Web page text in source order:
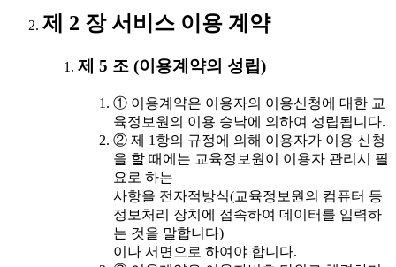
제 2 장 서비스 이용 계약
제 5 조 (이용계약의 성립)
① 이용계약은 이용자의 이용신청에 대한 교
육정보원의 이용 승낙에 의하여 성립됩니다.
② 제 1항의 규정에 의해 이용자가 이용 신청
을 할 때에는 교육정보원이 이용자 관리시 필
요로 하는
사항을 전자적방식(교육정보원의 컴퓨터 등
정보처리 장치에 접속하여 데이터를 입력하
는 것을 말합니다)
이나 서면으로 하여야 합니다.